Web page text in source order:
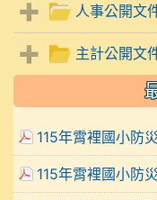
人事公開文
主計公開文
115年霄裡國小防
115年霄裡國小防